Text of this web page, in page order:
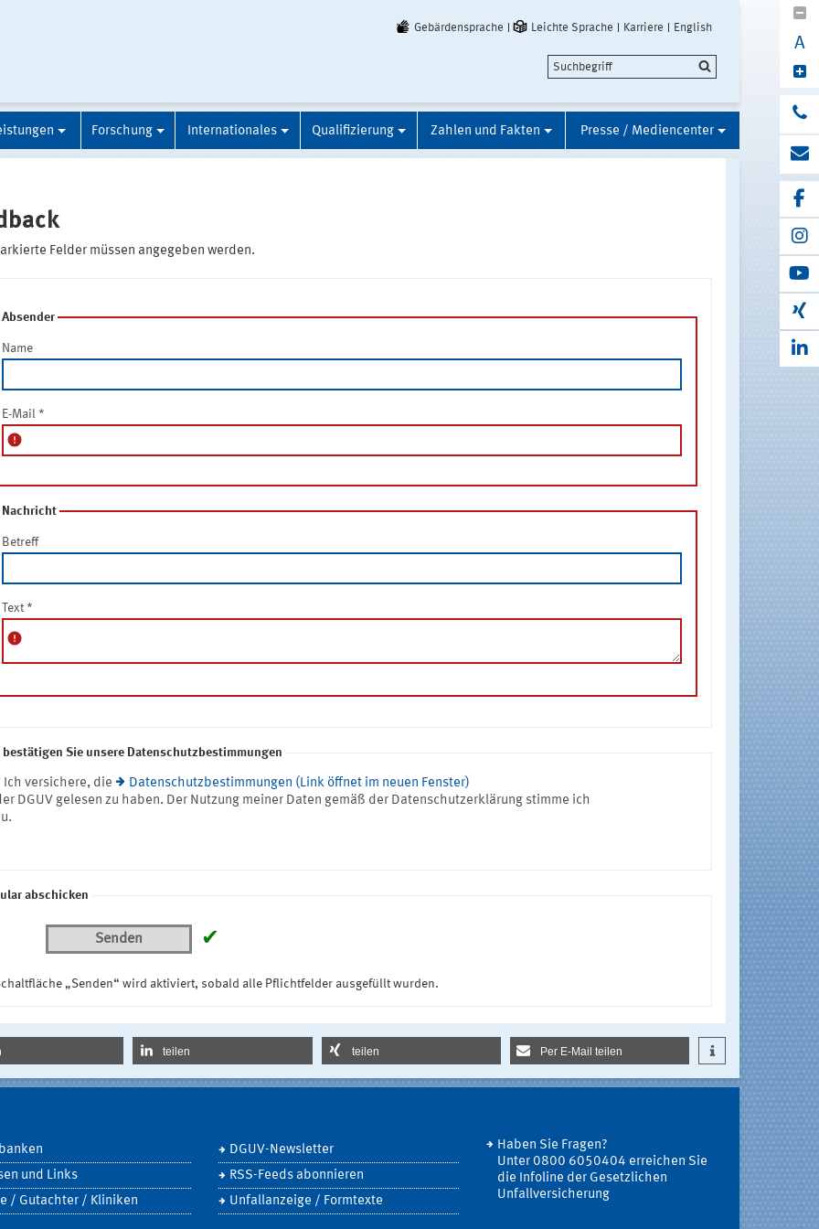
Gebärdensprache Leichte Sprache Karriere English
A
Forschung Internationales Qualifizierung Zahlen und Fakten Presse / Mediencenter
Felder müssen angegeben werden.
Absender
Name
E-Mail *
error
Nachricht
Betreff
Text *
error
Sie unsere Datenschutzbestimmungen
Ich versichere, die
Datenschutzbestimmungen (Link öffnet im neuen Fenster)
DGUV gelesen zu haben. Der Nutzung meiner Daten gemäß der Datenschutzerklärung stimme ich
abschicken
Senden ✔
„Senden“ wird aktiviert, sobald alle Pflichtfelder ausgefüllt wurden.
teilen teilen Per E-Mail teilen
und Links
/ Gutachter / Kliniken
DGUV-Newsletter
RSS-Feeds abonnieren
Unfallanzeige / Formtexte
Haben Sie Fragen?
Unter 0800 6050404 erreichen Sie
die Infoline der Gesetzlichen
Unfallversicherung